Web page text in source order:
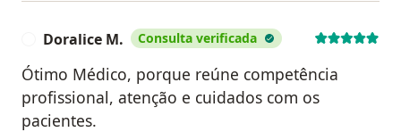
Doralice M. Consulta verificada
Ótimo Médico, porque reúne competência
profissional, atenção e cuidados com os
pacientes.